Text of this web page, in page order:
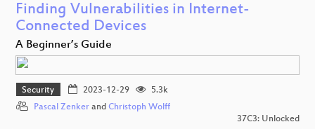
Finding Vulnerabilities in Internet-
Connected Devices
A Beginner’s Guide
Security 2023-12-29
5.3k
Pascal Zenker and Christoph Wolff
37C3: Unlocked